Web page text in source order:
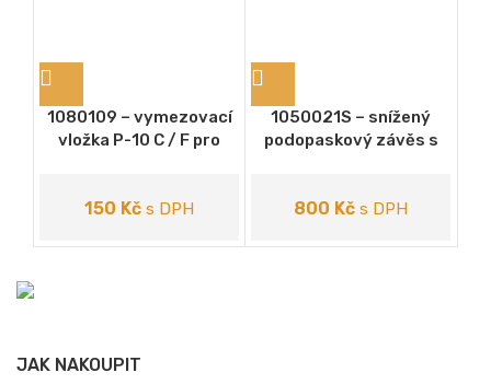
1080109 – vymezovací
vložka P-10 C / F pro
150 Kč s DPH
1050021S – snížený
podopaskový závěs s
800 Kč s DPH
JAK NAKOUPIT